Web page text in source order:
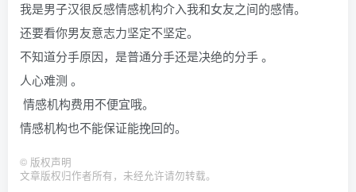
我是男子汉很反感情感机构介入我和女友之间的感情。
还要看你男友意志力坚定不坚定。
不知道分手原因，是普通分手还是决绝的分手 。
人心难测 。
情感机构费用不便宜哦。
情感机构也不能保证能挽回的。
© 版权声明
文章版权归作者所有，未经允许请勿转载。